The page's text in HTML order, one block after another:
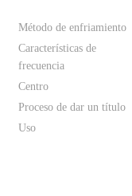
Método de enfriamiento
Características de
frecuencia
Centro
Proceso de dar un título
Uso